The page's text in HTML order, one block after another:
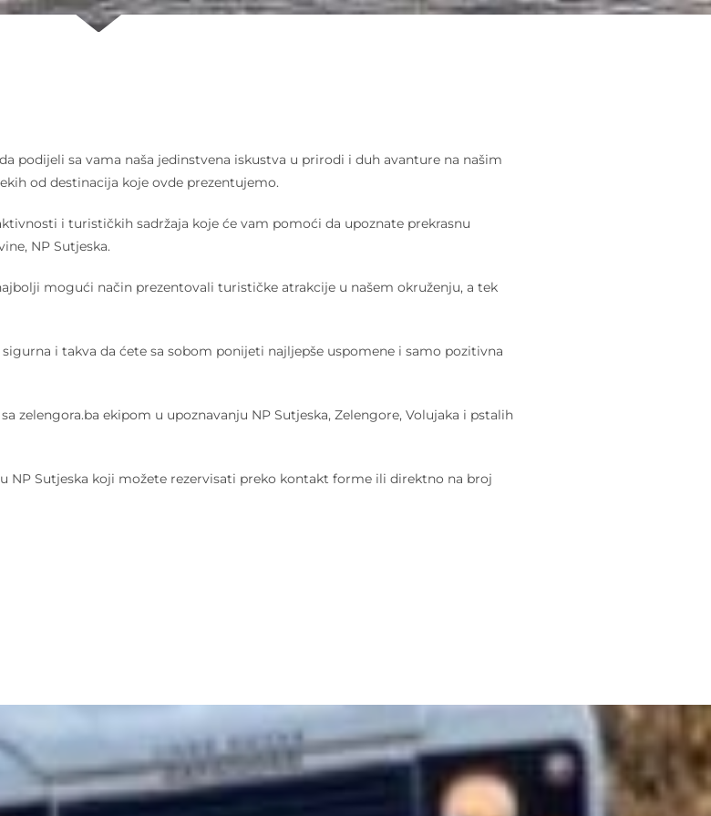
podijeli sa vama naša jedinstvena iskustva u prirodi i duh avanture na našim
od destinacija koje ovde prezentujemo.
i turističkih sadržaja koje će vam pomoći da upoznate prekrasnu
NP Sutjeska.
mogući način prezentovali turističke atrakcije u našem okruženju, a tek
i takva da ćete sa sobom ponijeti najljepše uspomene i samo pozitivna
zelengora.ba ekipom u upoznavanju NP Sutjeska, Zelengore, Volujaka i pstalih
Sutjeska koji možete rezervisati preko kontakt forme ili direktno na broj